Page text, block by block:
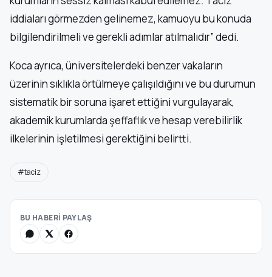
iddiaları görmezden gelinemez, kamuoyu bu konuda
bilgilendirilmeli ve gerekli adımlar atılmalıdır” dedi.
Koca ayrıca, üniversitelerdeki benzer vakaların
üzerinin sıklıkla örtülmeye çalışıldığını ve bu durumun
sistematik bir soruna işaret ettiğini vurgulayarak,
akademik kurumlarda şeffaflık ve hesap verebilirlik
ilkelerinin işletilmesi gerektiğini belirtti.
#taciz
BU HABERİ PAYLAŞ